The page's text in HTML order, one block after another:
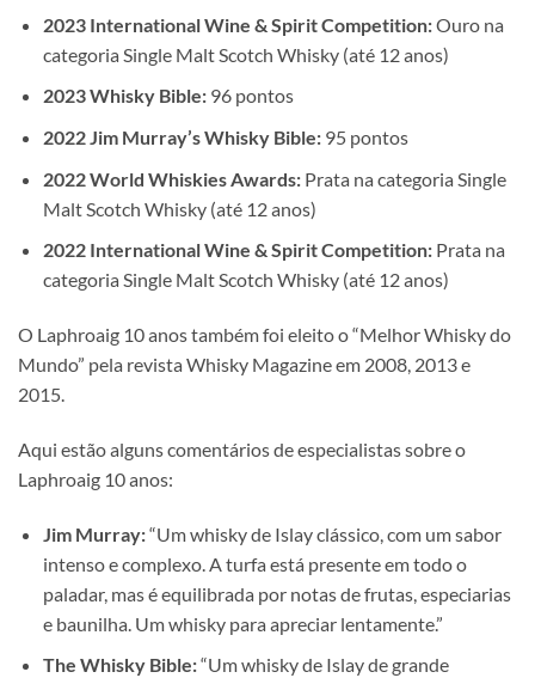
2023 International Wine & Spirit Competition:Ouro na
categoria Single Malt Scotch Whisky (até 12 anos)
2023 Whisky Bible:96 pontos
2022 Jim Murray’s Whisky Bible:95 pontos
2022 World Whiskies Awards:Prata na categoria Single
Malt Scotch Whisky (até 12 anos)
2022 International Wine & Spirit Competition:Prata na
categoria Single Malt Scotch Whisky (até 12 anos)
O Laphroaig 10 anos também foi eleito o “Melhor Whisky do
Mundo” pela revista Whisky Magazine em 2008, 2013 e
2015.
Aqui estão alguns comentários de especialistas sobre o
Laphroaig 10 anos:
Jim Murray:“Um whisky de Islay clássico, com um sabor
intenso e complexo. A turfa está presente em todo o
paladar, mas é equilibrada por notas de frutas, especiarias
e baunilha. Um whisky para apreciar lentamente.”
The Whisky Bible:“Um whisky de Islay de grande